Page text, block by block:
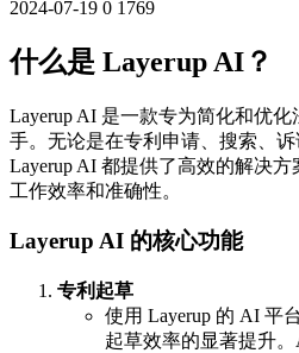
2024-07-19 0 1769
什么是 Layerup AI？
Layerup AI 是一款专为简化和优
手。无论是在专利申请、搜索、诉
Layerup AI 都提供了高效的解决
工作效率和准确性。
Layerup AI 的核心功能
专利起草
使用 Layerup 的 AI 平
起草效率的显著提升